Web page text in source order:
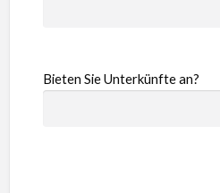
Bieten Sie Unterkünfte an?